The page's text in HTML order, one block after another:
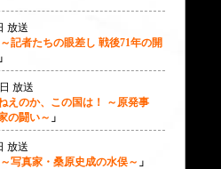
放送
記者たちの眼差し 戦後71年の開
」
放送
えのか、この国は！ ～原発事
の闘い～ 」
放送
写真家・桑原史成の水俣～ 」